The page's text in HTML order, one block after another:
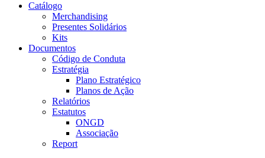
Catálogo
Merchandising
Presentes Solidários
Kits
Documentos
Código de Conduta
Estratégia
Plano Estratégico
Planos de Ação
Relatórios
Estatutos
ONGD
Associação
Report